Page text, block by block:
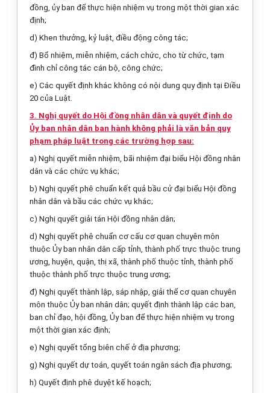
đồng, ủyban để thực hiện nhiệm vụ trong một thời gian xác
định;
d) Khen thưởng, kỷ luật, điều động công tác;
đ) Bổ nhiệm, miễn nhiệm, cách chức, cho từ chức, tạm
đình chỉ công tác cán bộ, công chức;
e) Các quyết định khác không có nội dung quy định tại Điều
20 của Luật.
3. Nghị quyết do Hội đồng nhân dân và quyết định do
Ủy ban nhân dân ban hành không phải là văn bản quy
phạm pháp luật trong các trường hợp sau:
a) Nghị quyết miễn nhiệm, bãi nhiệm đại biểu Hội đồng nhân
dân và các chức vụ khác;
b) Nghị quyết phê chuẩn kết quả bầu cử đại biểu Hội đồng
nhân dân và bầu các chức vụ khác;
c) Nghị quyết giải tán Hội đồng nhân dân;
d) Nghị quyết phê chuẩn cơ cấu cơ quan chuyên môn
thuộc Ủy ban nhân dân cấp tỉnh, thành phố trực thuộc trung
ương, huyện, quận, thị xã, thành phố thuộc tỉnh, thành phố
thuộc thành phố trực thuộc trung ương;
đ) Nghị quyết thành lập, sáp nhập, giải thể cơ quan chuyên
môn thuộc Ủy ban nhân dân; quyết định thành lập các ban,
ban chỉ đạo, hội đồng, Ủy ban để thực hiện nhiệm vụ trong
một thời gian xác định;
e) Nghị quyết tổng biên chế ở địa phương;
g) Nghị quyết dự toán, quyết toán ngân sách địa phương;
h) Quyết định phê duyệt kế hoạch;